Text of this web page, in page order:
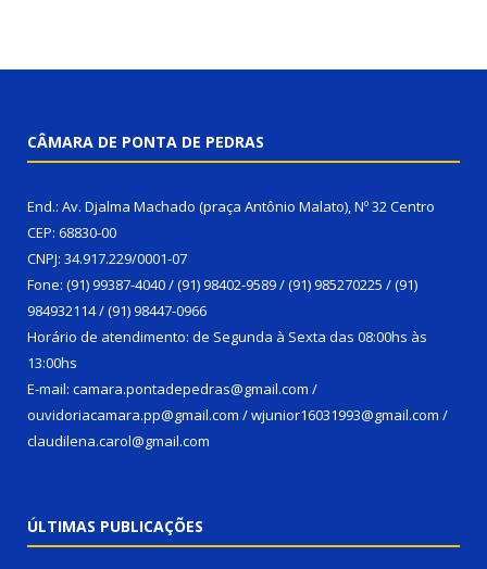
CÂMARA DE PONTA DE PEDRAS
End.: Av. Djalma Machado (praça Antônio Malato), Nº 32 Centro
CEP: 68830-00
CNPJ: 34.917.229/0001-07
Fone: (91) 99387-4040 / (91) 98402-9589 / (91) 985270225 / (91)
984932114 / (91) 98447-0966
Horário de atendimento: de Segunda à Sexta das 08:00hs às
13:00hs
E-mail: camara.pontadepedras@gmail.com /
ouvidoriacamara.pp@gmail.com / wjunior16031993@gmail.com /
claudilena.carol@gmail.com
ÚLTIMAS PUBLICAÇÕES